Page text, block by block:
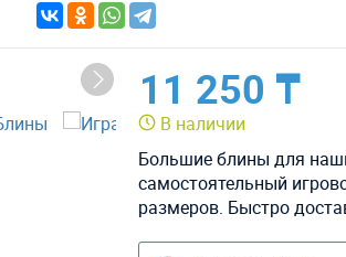
11 250 ₸
В наличии
Большие блины для
самостоятельный
размеров. Быстро